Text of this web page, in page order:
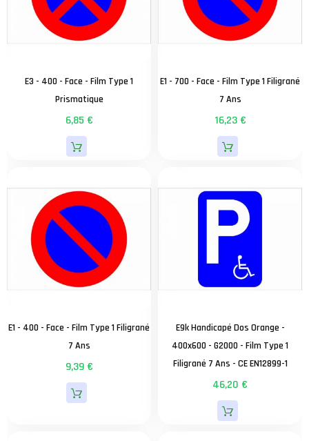
E3 - 400 - Face - Film Type 1
Prismatique
6,85 €
E1 - 700 - Face - Film Type 1 Filigrané
7 Ans
16,23 €
E1 - 400 - Face - Film Type 1 Filigrané
7 Ans
9,39 €
E9k Handicapé Dos Orange -
400x600 - G2000 - Film Type 1
Filigrané 7 Ans - CE EN12899-1
46,20 €